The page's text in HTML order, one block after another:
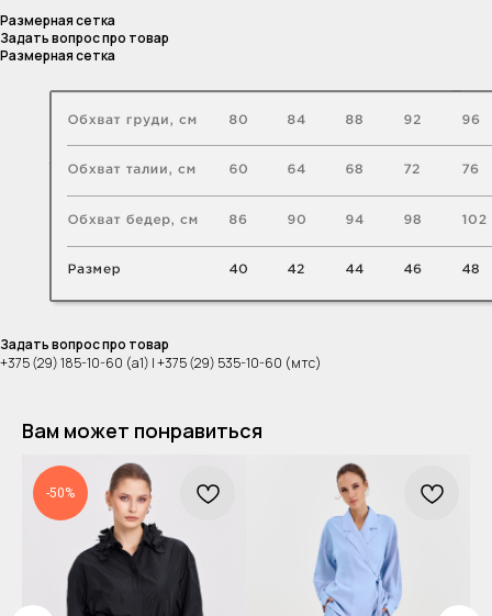
Размерная сетка
Задать вопрос про товар
Размерная сетка
Задать вопрос про товар
+375 (29) 185-10-60 (а1) | +375 (29) 535-10-60 (мтс)
Вам может понравиться
-50%